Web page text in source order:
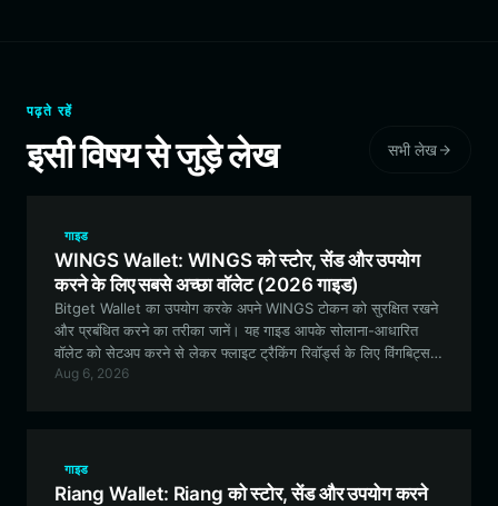
पढ़ते रहें
इसी विषय से जुड़े लेख सभी लेख
गाइड
WINGS Wallet: WINGS को स्टोर, सेंड और उपयोग
करने के लिए सबसे अच्छा वॉलेट (2026 गाइड)
Bitget Wallet का उपयोग करके अपने WINGS टोकन को सुरक्षित रखने
और प्रबंधित करने का तरीका जानें। यह गाइड आपके सोलाना-आधारित
वॉलेट को सेटअप करने से लेकर फ्लाइट ट्रैकिंग रिवॉर्ड्स के लिए विंगबिट्स
(Wingbits) DePIN इकोसिस्टम में भाग लेने तक की हर जानकारी कवर
Aug 6, 2026
गाइड
Riang Wallet: Riang को स्टोर, सेंड और उपयोग करने